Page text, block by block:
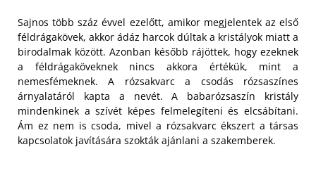
Sajnos több száz évvel ezelőtt, amikor megjelentek az első
féldrágakövek, akkor ádáz harcok dúltak a kristályok miatt a
birodalmak között. Azonban később rájöttek, hogy ezeknek
a féldrágaköveknek nincs akkora értékük, mint a
nemesfémeknek. A rózsakvarc a csodás rózsaszínes
árnyalatáról kapta a nevét. A babarózsaszín kristály
mindenkinek a szívét képes felmelegíteni és elcsábítani.
Ám ez nem is csoda, mivel a rózsakvarc ékszert a társas
kapcsolatok javítására szokták ajánlani a szakemberek.